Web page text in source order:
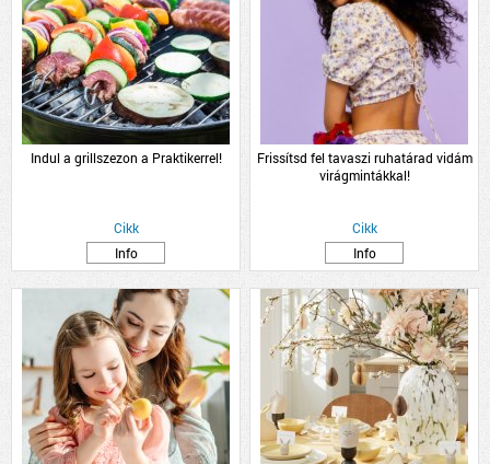
Indul a grillszezon a Praktikerrel!
Cikk
Info
Frissítsd fel tavaszi ruhatárad vidám
virágmintákkal!
Cikk
Info